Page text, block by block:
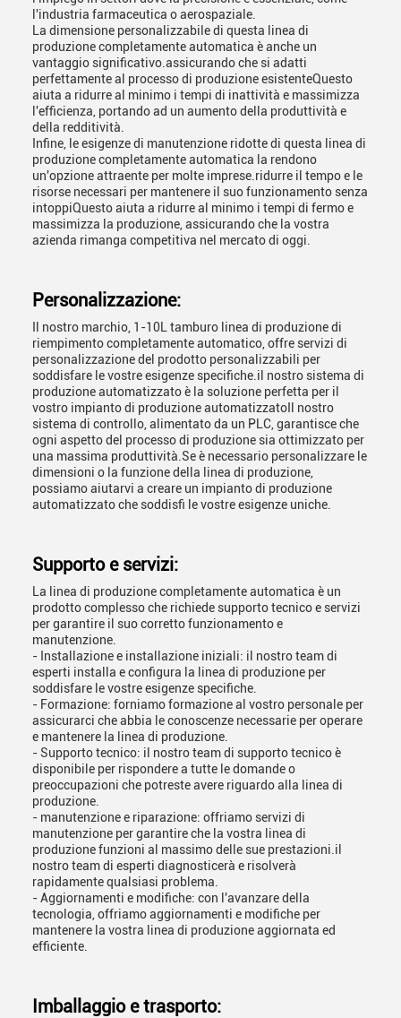
l'industria farmaceutica o aerospaziale.
La dimensione personalizzabile di questa linea di
produzione completamente automatica è anche un
vantaggio significativo.assicurando che si adatti
perfettamente al processo di produzione esistenteQuesto
aiuta a ridurre al minimo i tempi di inattività e massimizza
l'efficienza, portando ad un aumento della produttività e
della redditività.
Infine, le esigenze di manutenzione ridotte di questa linea di
produzione completamente automatica la rendono
un'opzione attraente per molte imprese.ridurre il tempo e le
risorse necessari per mantenere il suo funzionamento senza
intoppiQuesto aiuta a ridurre al minimo i tempi di fermo e
massimizza la produzione, assicurando che la vostra
azienda rimanga competitiva nel mercato di oggi.
Personalizzazione:
Il nostro marchio, 1-10L tamburo linea di produzione di
riempimento completamente automatico, offre servizi di
personalizzazione del prodotto personalizzabili per
soddisfare le vostre esigenze specifiche.il nostro sistema di
produzione automatizzato è la soluzione perfetta per il
vostro impianto di produzione automatizzatoIl nostro
sistema di controllo, alimentato da un PLC, garantisce che
ogni aspetto del processo di produzione sia ottimizzato per
una massima produttività.Se è necessario personalizzare le
dimensioni o la funzione della linea di produzione,
possiamo aiutarvi a creare un impianto di produzione
automatizzato che soddisfi le vostre esigenze uniche.
Supporto e servizi:
La linea di produzione completamente automatica è un
prodotto complesso che richiede supporto tecnico e servizi
per garantire il suo corretto funzionamento e
manutenzione.
- Installazione e installazione iniziali: il nostro team di
esperti installa e configura la linea di produzione per
soddisfare le vostre esigenze specifiche.
- Formazione: forniamo formazione al vostro personale per
assicurarci che abbia le conoscenze necessarie per operare
e mantenere la linea di produzione.
- Supporto tecnico: il nostro team di supporto tecnico è
disponibile per rispondere a tutte le domande o
preoccupazioni che potreste avere riguardo alla linea di
produzione.
- manutenzione e riparazione: offriamo servizi di
manutenzione per garantire che la vostra linea di
produzione funzioni al massimo delle sue prestazioni.il
nostro team di esperti diagnosticerà e risolverà
rapidamente qualsiasi problema.
- Aggiornamenti e modifiche: con l'avanzare della
tecnologia, offriamo aggiornamenti e modifiche per
mantenere la vostra linea di produzione aggiornata ed
efficiente.
Imballaggio e trasporto: